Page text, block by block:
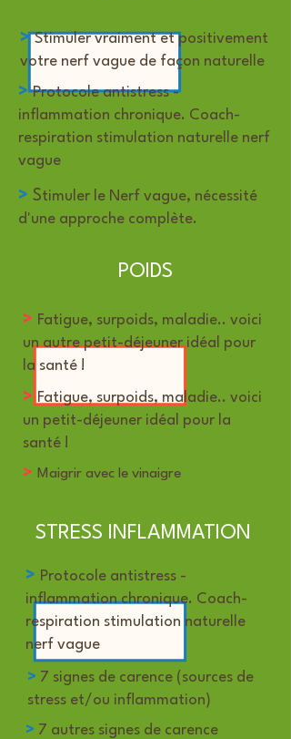
> Stimuler vraiment et positivement
votre nerf vague de façon naturelle
> Stimuler le Nerf vague, nécessité
d'une approche complète.
> Protocole antistress -
inflammation chronique. Coach-
respiration stimulation naturelle nerf
vague
POIDS
> Maigrir avec le vinaigre
> Fatigue, surpoids, maladie.. voici
un autre petit-déjeuner idéal pour
la santé !
> Fatigue, surpoids, maladie.. voici
un petit-déjeuner idéal pour la
santé !
> Protocole antistress -
inflammation chronique. Coach-
respiration stimulation naturelle
nerf vague
> 7 autres signes de carence
> 7 signes de carence (sources de
stress et/ou inflammation)
STRESS INFLAMMATION